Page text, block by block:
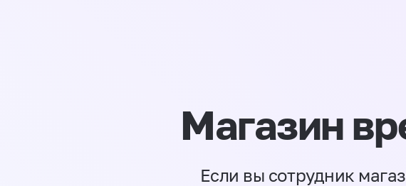
Магазин
Если вы сотрудник